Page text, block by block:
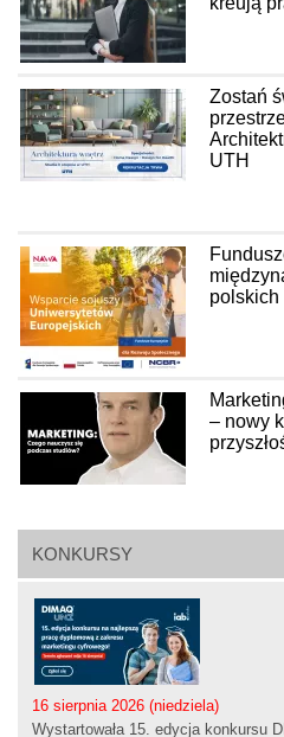
KONKURSY
16 sierpnia 2026 (niedziela)
Wystartowała 15. edycja konkursu
Zostań
UTH
polskich
– nowy